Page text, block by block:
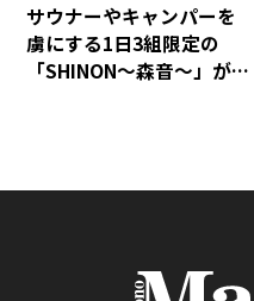
サウナーやキャンパーを
虜にする1日3組限定の
「SHINON〜森音〜」が千